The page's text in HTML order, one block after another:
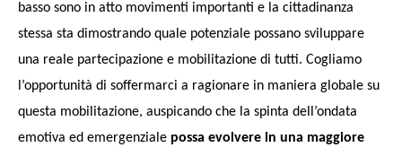
basso sono in atto movimenti importanti e la cittadinanza
stessa sta dimostrando quale potenziale possano sviluppare
una reale partecipazione e mobilitazione di tutti. Cogliamo
l’opportunità di soffermarci a ragionare in maniera globale su
questa mobilitazione, auspicando che la spinta dell’ondata
emotiva ed emergenziale possa evolvere in una maggiore